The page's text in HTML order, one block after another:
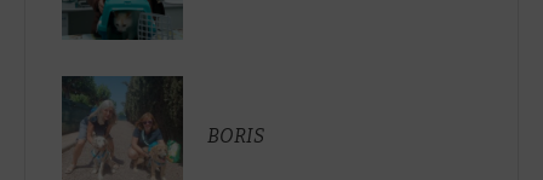
BORIS